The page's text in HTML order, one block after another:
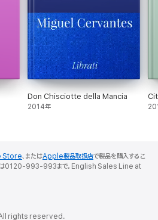
Don Chisciotte della Mancia
2014年
Store、またはApple製品取扱店で製品を購入するこ
談は0120-993-993まで。English Sales Line at
rights reserved.